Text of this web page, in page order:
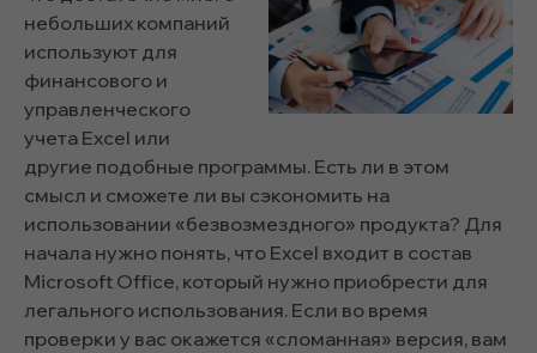
небольших компаний
используют для
финансового и
управленческого
учета Excel или
другие подобные программы. Есть ли в этом
смысл и сможете ли вы сэкономить на
использовании «безвозмездного» продукта? Для
начала нужно понять, что Excel входит в состав
Microsoft Office, который нужно приобрести для
легального использования. Если во время
проверки у вас окажется «сломанная» версия, вам